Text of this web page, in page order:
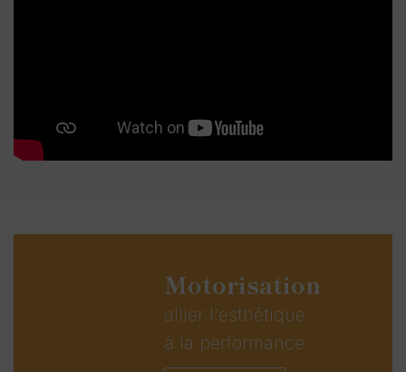
Motorisation
allier l'esthétique
à la performance